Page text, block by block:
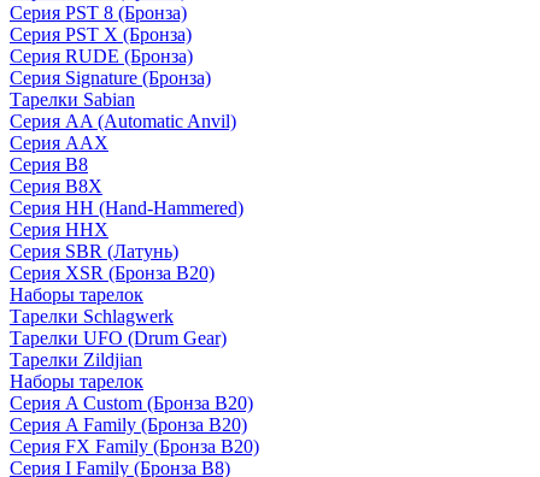
Серия PST 8 (Бронза)
Серия PST X (Бронза)
Серия RUDE (Бронза)
Серия Signature (Бронза)
Тарелки Sabian
Серия AA (Automatic Anvil)
Серия AAX
Серия B8
Серия B8X
Серия HH (Hand-Hammered)
Серия HHX
Серия SBR (Латунь)
Серия XSR (Бронза B20)
Наборы тарелок
Тарелки Schlagwerk
Тарелки UFO (Drum Gear)
Тарелки Zildjian
Наборы тарелок
Серия A Custom (Бронза B20)
Серия A Family (Бронза B20)
Серия FX Family (Бронза B20)
Серия I Family (Бронза B8)